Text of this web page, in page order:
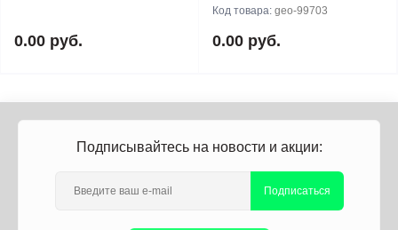
0.00 руб.
Код товара: geo-99703
0.00 руб.
Подписывайтесь на новости и акции:
Подписаться